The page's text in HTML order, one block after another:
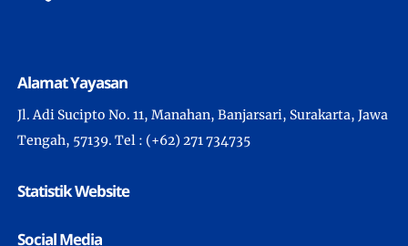
Alamat Yayasan
Jl. Adi Sucipto No. 11, Manahan, Banjarsari, Surakarta, Jawa
Tengah, 57139. Tel : (+62) 271 734735
Statistik Website
Social Media